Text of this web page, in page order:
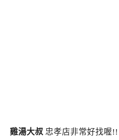
雞湯大叔 忠孝店非常好找喔